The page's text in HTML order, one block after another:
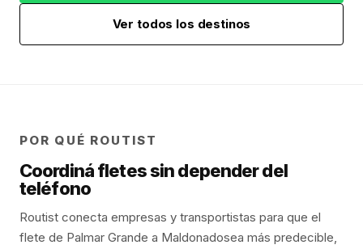
Ver todos los destinos
POR QUÉ ROUTIST
Coordiná fletes sin depender del
teléfono
Routist conecta empresas y transportistas para que el
flete de Palmar Grande a Maldonadosea más predecible,